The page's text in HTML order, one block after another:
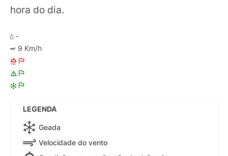
hora do dia.
-
9 Km/h
LEGENDA
Geada
Velocidade do vento